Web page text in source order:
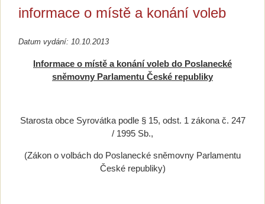
informace o místě a konání voleb
Datum vydání: 10.10.2013
Informace o místě a konání voleb do Poslanecké
sněmovny Parlamentu České republiky
Starosta obce Syrovátka podle § 15, odst. 1 zákona č. 247
/ 1995 Sb.,
(Zákon o volbách do Poslanecké sněmovny Parlamentu
České republiky)